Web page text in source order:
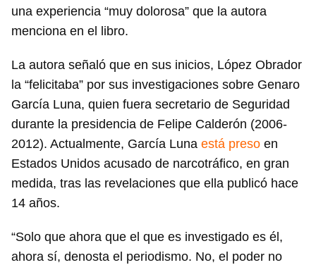
una experiencia “muy dolorosa” que la autora
menciona en el libro.
La autora señaló que en sus inicios, López Obrador
la “felicitaba” por sus investigaciones sobre Genaro
García Luna, quien fuera secretario de Seguridad
durante la presidencia de Felipe Calderón (2006-
2012). Actualmente, García Luna está preso en
Estados Unidos acusado de narcotráfico, en gran
medida, tras las revelaciones que ella publicó hace
14 años.
“Solo que ahora que el que es investigado es él,
ahora sí, denosta el periodismo. No, el poder no